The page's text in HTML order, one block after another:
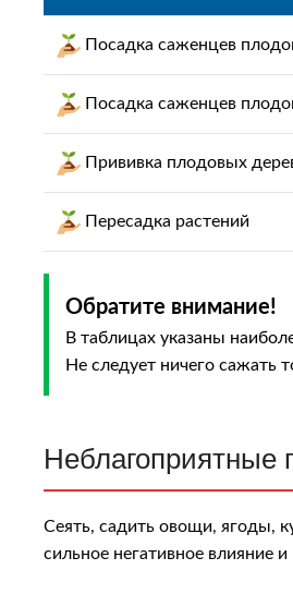
Пocaдка caжeнцeв
Пocaдка caжeнцeв
Пpививкa плoдoвых
Пересадка растений
Обратите внимание!
В таблицах указаны
Не следует ничего сажать
Неблагоприятные
Сеять, садить овощи, ягоды,
cильнoe нeгaтивнoe влияниe